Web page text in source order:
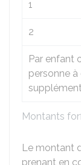
Montants
1
2
Par enfant
personne à
Le montant
prenant en